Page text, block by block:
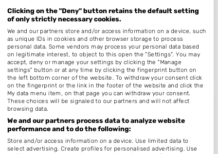
ES Hair & Beauty Salon
Van Randwijcklaan 26-28
3814AL Amersfoort
Op 18,19 km afstand
Kapsalon Rini Gerritse
Spreeuwenstraat 267
3815SX Amersfoort
Op 18,63 km afstand
Clicking on the "Deny" button retains the default setting
of only strictly necessary cookies.
We and our partners store and/or access information on a device, such
as unique IDs in cookies and other browser storage to process
personal data. Some vendors may process your personal data based
on legitimate interest, to object to this open the "Settings". You may
accept, deny or manage your settings by clicking the "Manage
settings" button or at any time by clicking the fingerprint button on
the left bottom corner of the website. To withdraw your consent click
on the fingerprint or the link in the footer of the website and click the
My data menu item, on that page you can withdraw your consent.
These choices will be signaled to our partners and will not affect
browsing data.
We and our partners process data to analyze website
performance and to do the following:
Store and/or access information on a device. Use limited data to
select advertising. Create profiles for personalised advertising. Use